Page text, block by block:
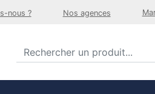
nous ? Nos agences